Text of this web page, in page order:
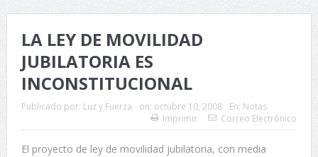
LA LEY DE MOVILIDAD
JUBILATORIA ES
INCONSTITUCIONAL
Publicado por: Luz y Fuerza on: octubre 10, 2008 En: Notas
Imprimir
Correo Electrónico
El proyecto de ley de movilidad jubilatoria, con media